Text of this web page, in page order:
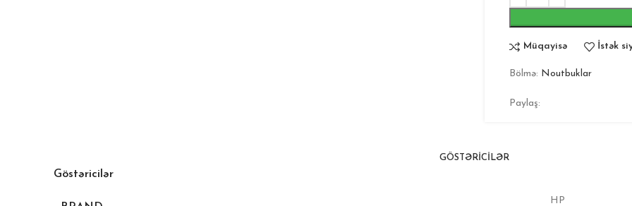
Müqayisə İstək
Bölmə: Noutbuklar
Paylaş:
GÖSTƏRICILƏR
Göstəricilər
HP